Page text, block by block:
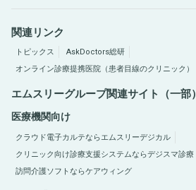
関連リンク
トピックス
AskDoctors総研
オンライン診療提携医院（患者目線のクリニック）
エムスリーグループ関連サイト（一部）
医療機関向け
クラウド電子カルテならエムスリーデジカル
クリニック向け診療支援システムならデジスマ診療
訪問介護ソフトならケアウィング